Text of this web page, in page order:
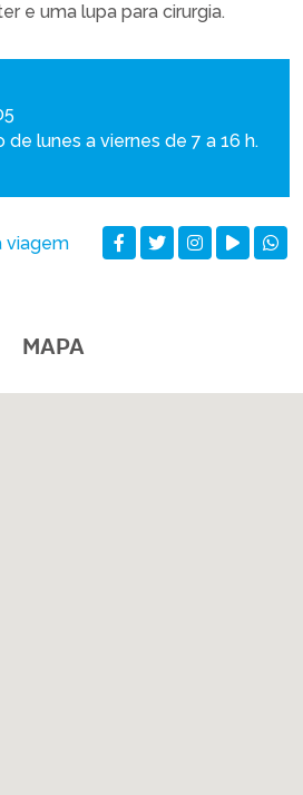
e uma lupa para cirurgia.
de lunes a viernes de 7 a 16 h.
viagem
MAPA